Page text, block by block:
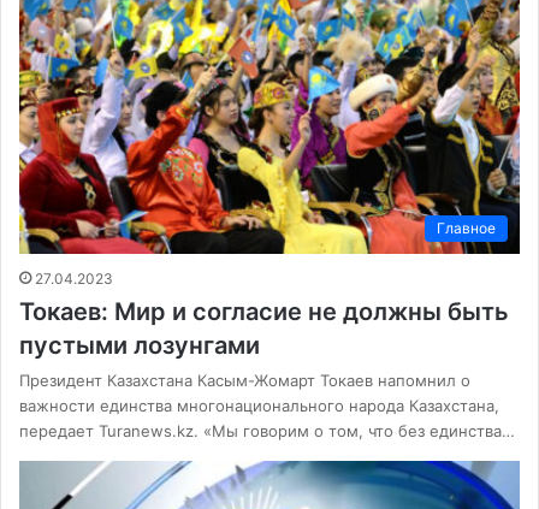
Главное
27.04.2023
Токаев: Мир и согласие не должны быть
пустыми лозунгами
Президент Казахстана Касым-Жомарт Токаев напомнил о
важности единства многонационального народа Казахстана,
передает Turanews.kz. «Мы говорим о том, что без единства…